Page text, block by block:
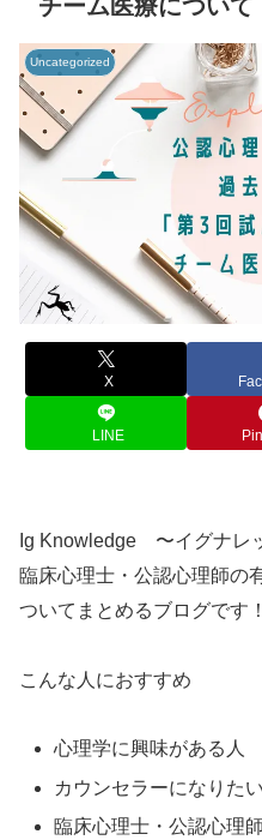
チーム医療について
Uncategorized
X
LINE
Ig Knowledge 〜イグナレ
臨床心理士・公認心理師の
ついてまとめるブログです！
こんな人におすすめ
心理学に興味がある人
カウンセラーになりた
臨床心理士・公認心理